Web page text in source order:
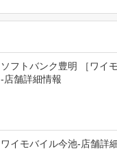
ソフトバンク豊明 ［ワイ
-店舗詳細情報
ワイモバイル今池-店舗詳